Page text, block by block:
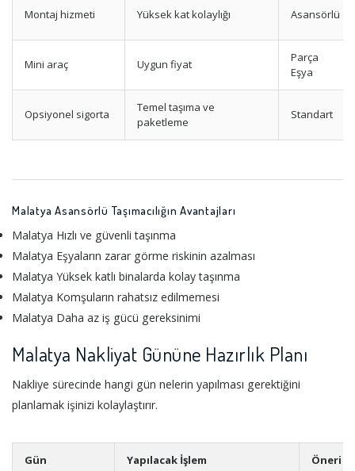
Montaj hizmeti Yüksek kat kolaylığı Asansörlü
Mini araç Uygun fiyat
Parça
Eşya
Opsiyonel sigorta
Temel taşıma ve
paketleme
Standart
Malatya Asansörlü Taşımacılığın Avantajları
Malatya Hızlı ve güvenli taşınma
Malatya Eşyaların zarar görme riskinin azalması
Malatya Yüksek katlı binalarda kolay taşınma
Malatya Komşuların rahatsız edilmemesi
Malatya Daha az iş gücü gereksinimi
Malatya Nakliyat Gününe Hazırlık Planı
Nakliye sürecinde hangi gün nelerin yapılması gerektiğini
planlamak işinizi kolaylaştırır.
Gün Yapılacak İşlem Öneri